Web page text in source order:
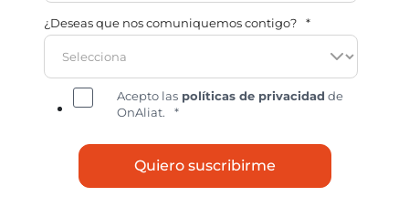
¿Deseas que nos comuniquemos contigo? *
Acepto las políticas de privacidad de
OnAliat.
*